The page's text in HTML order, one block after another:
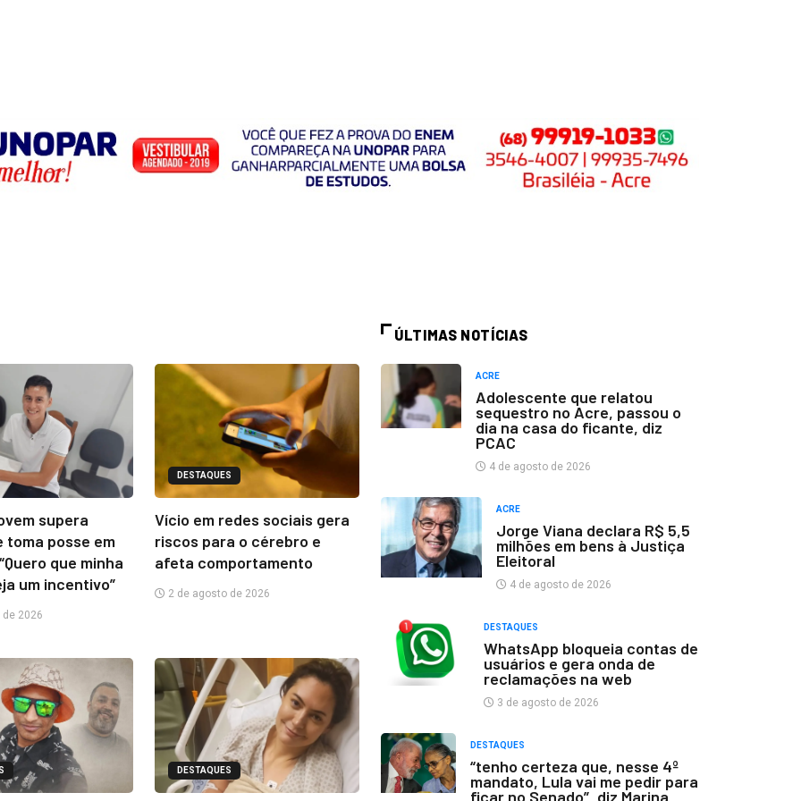
supera
toma posse em
que minha
um incentivo”
2026
DESTAQUES
Vício em redes sociais gera
riscos para o cérebro e
afeta comportamento
2 de agosto de 2026
DESTAQUES
ÚLTIMAS NOTÍCIAS
ACRE
Adolescente que relatou
sequestro no Acre, passou o
dia na casa do ficante, diz
PCAC
4 de agosto de 2026
ACRE
Jorge Viana declara R$ 5,5
milhões em bens à Justiça
Eleitoral
4 de agosto de 2026
DESTAQUES
WhatsApp bloqueia contas de
usuários e gera onda de
reclamações na web
3 de agosto de 2026
DESTAQUES
“tenho certeza que, nesse 4º
mandato, Lula vai me pedir para
ficar no Senado”, diz Marina